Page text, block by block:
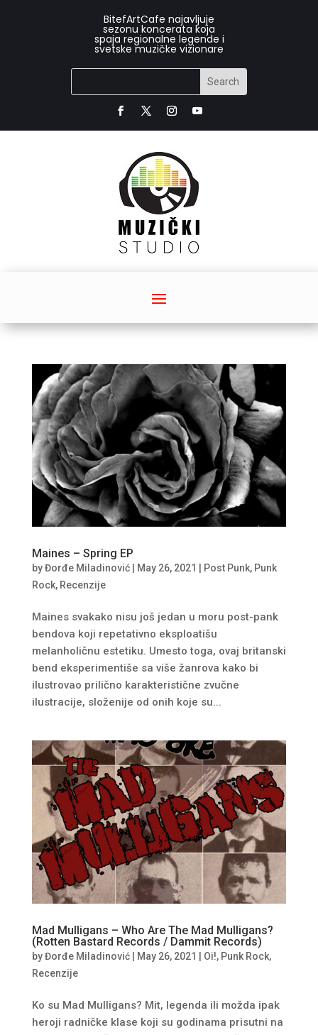
BitefArtCafe najavljuje
sezonu koncerata koja
spaja regionalne legende i
svetske muzičke vizionare
Maines – Spring EP
byĐorđe Miladinović| May 26, 2021 Post Punk, Punk
Rock, Recenzije
Maines svakako nisu još jedan u moru post-pank
bendova koji repetativno eksploatišu
melanholičnu estetiku. Umesto toga, ovaj britanski
bend eksperimentiše sa više žanrova kako bi
ilustrovao prilično karakteristične zvučne
ilustracije, složenije od onih koje su...
Mad Mulligans – Who Are The Mad Mulligans?
(Rotten Bastard Records / Dammit Records)
byĐorđe Miladinović| May 26, 2021 Oi!, Punk Rock,
Recenzije
Ko su Mad Mulligans? Mit, legenda ili možda ipak
heroji radničke klase koji su godinama prisutni na